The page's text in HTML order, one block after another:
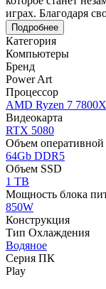
играх. Благодаря
Подробнее
Категория
Компьютеры
Бренд
Power Art
Процессор
AMD Ryzen 7
Видеокарта
RTX 5080
Объем оперативной
64Gb DDR5
Объем SSD
1 TB
Мощность блока
850W
Конструкция
Тип Охлаждения
Водяное
Серия ПК
Play